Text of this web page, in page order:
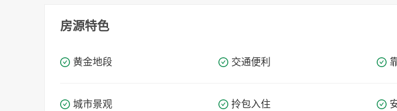
房源特色
黄金地段 交通便利
城市景观 拎包入住